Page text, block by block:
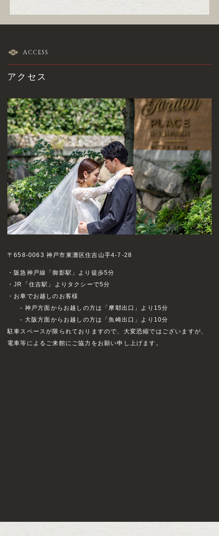
ACCESS
アクセス
〒658-0063 神戸市東灘区住吉山手4-7-28
・阪急神戸線「御影駅」より徒歩5分
・JR「住吉駅」よりタクシーで5分
・お車でお越しのお客様
- 神戸方面からお越しの方は「摩耶出口」より15分
- 大阪方面からお越しの方は「魚崎出口」より10分
駐車スペースが限られておりますので、大変恐縮ではございますが、
電車等によるご来館にご協力をお願い申し上げます。